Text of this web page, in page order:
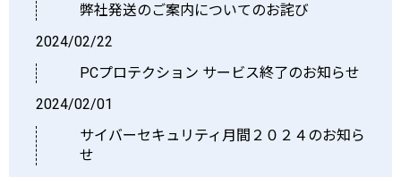
弊社発送のご案内についてのお詫び
2024/02/22
PCプロテクション サービス終了のお知らせ
2024/02/01
サイバーセキュリティ月間２０２４のお知ら
せ